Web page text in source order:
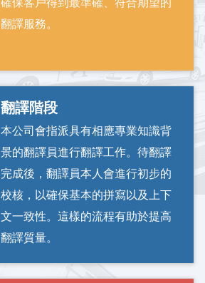
翻譯服務。
翻譯階段
本公司會指派具有相應專業知識背
景的翻譯員進行翻譯工作。待翻譯
完成後，翻譯員本人會進行初步的
校核，以確保基本的拼寫以及上下
文一致性。這樣的流程有助於提高
翻譯質量。